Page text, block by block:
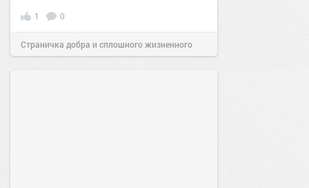
1 0
Страничка добра и сплошного жизненного